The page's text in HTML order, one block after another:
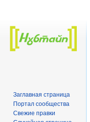
Заглавная страница
Портал сообщества
Свежие правки